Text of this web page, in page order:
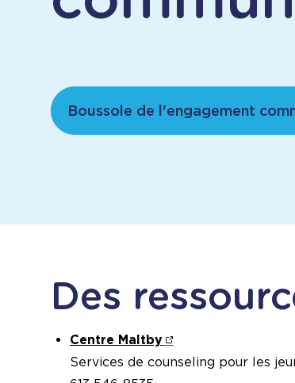
Boussole de l'engagement
Des
Centre Maltby
Services de counseling pour les